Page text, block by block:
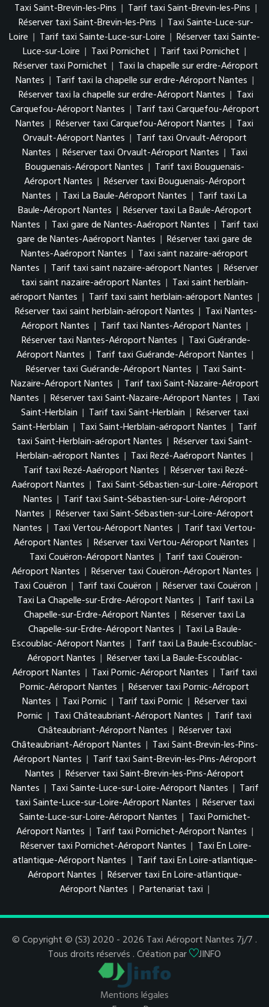
Taxi Saint-Brevin-les-Pins | Tarif taxi Saint-Brevin-les-Pins |
Réserver taxi Saint-Brevin-les-Pins | Taxi Sainte-Luce-sur-
Loire | Tarif taxi Sainte-Luce-sur-Loire | Réserver taxi Sainte-
Luce-sur-Loire | Taxi Pornichet | Tarif taxi Pornichet |
Réserver taxi Pornichet | Taxi la chapelle sur erdre-Aéroport
Nantes | Tarif taxi la chapelle sur erdre-Aéroport Nantes |
Réserver taxi la chapelle sur erdre-Aéroport Nantes | Taxi
Carquefou-Aéroport Nantes | Tarif taxi Carquefou-Aéroport
Nantes | Réserver taxi Carquefou-Aéroport Nantes | Taxi
Orvault-Aéroport Nantes | Tarif taxi Orvault-Aéroport
Nantes | Réserver taxi Orvault-Aéroport Nantes | Taxi
Bouguenais-Aéroport Nantes | Tarif taxi Bouguenais-
Aéroport Nantes | Réserver taxi Bouguenais-Aéroport
Nantes | Taxi La Baule-Aéroport Nantes | Tarif taxi La
Baule-Aéroport Nantes | Réserver taxi La Baule-Aéroport
Nantes | Taxi gare de Nantes-Aaéroport Nantes | Tarif taxi
gare de Nantes-Aaéroport Nantes | Réserver taxi gare de
Nantes-Aaéroport Nantes | Taxi saint nazaire-aéroport
Nantes | Tarif taxi saint nazaire-aéroport Nantes | Réserver
taxi saint nazaire-aéroport Nantes | Taxi saint herblain-
aéroport Nantes | Tarif taxi saint herblain-aéroport Nantes |
Réserver taxi saint herblain-aéroport Nantes | Taxi Nantes-
Aéroport Nantes | Tarif taxi Nantes-Aéroport Nantes |
Réserver taxi Nantes-Aéroport Nantes | Taxi Guérande-
Aéroport Nantes | Tarif taxi Guérande-Aéroport Nantes |
Réserver taxi Guérande-Aéroport Nantes | Taxi Saint-
Nazaire-Aéroport Nantes | Tarif taxi Saint-Nazaire-Aéroport
Nantes | Réserver taxi Saint-Nazaire-Aéroport Nantes | Taxi
Saint-Herblain | Tarif taxi Saint-Herblain | Réserver taxi
Saint-Herblain | Taxi Saint-Herblain-aéroport Nantes | Tarif
taxi Saint-Herblain-aéroport Nantes | Réserver taxi Saint-
Herblain-aéroport Nantes | Taxi Rezé-Aaéroport Nantes |
Tarif taxi Rezé-Aaéroport Nantes | Réserver taxi Rezé-
Aaéroport Nantes | Taxi Saint-Sébastien-sur-Loire-Aéroport
Nantes | Tarif taxi Saint-Sébastien-sur-Loire-Aéroport
Nantes | Réserver taxi Saint-Sébastien-sur-Loire-Aéroport
Nantes | Taxi Vertou-Aéroport Nantes | Tarif taxi Vertou-
Aéroport Nantes | Réserver taxi Vertou-Aéroport Nantes |
Taxi Couëron-Aéroport Nantes | Tarif taxi Couëron-
Aéroport Nantes | Réserver taxi Couëron-Aéroport Nantes |
Taxi Couëron | Tarif taxi Couëron | Réserver taxi Couëron |
Taxi La Chapelle-sur-Erdre-Aéroport Nantes | Tarif taxi La
Chapelle-sur-Erdre-Aéroport Nantes | Réserver taxi La
Chapelle-sur-Erdre-Aéroport Nantes | Taxi La Baule-
Escoublac-Aéroport Nantes | Tarif taxi La Baule-Escoublac-
Aéroport Nantes | Réserver taxi La Baule-Escoublac-
Aéroport Nantes | Taxi Pornic-Aéroport Nantes | Tarif taxi
Pornic-Aéroport Nantes | Réserver taxi Pornic-Aéroport
Nantes | Taxi Pornic | Tarif taxi Pornic | Réserver taxi
Pornic | Taxi Châteaubriant-Aéroport Nantes | Tarif taxi
Châteaubriant-Aéroport Nantes | Réserver taxi
Châteaubriant-Aéroport Nantes | Taxi Saint-Brevin-les-Pins-
Aéroport Nantes | Tarif taxi Saint-Brevin-les-Pins-Aéroport
Nantes | Réserver taxi Saint-Brevin-les-Pins-Aéroport
Nantes | Taxi Sainte-Luce-sur-Loire-Aéroport Nantes | Tarif
taxi Sainte-Luce-sur-Loire-Aéroport Nantes | Réserver taxi
Sainte-Luce-sur-Loire-Aéroport Nantes | Taxi Pornichet-
Aéroport Nantes | Tarif taxi Pornichet-Aéroport Nantes |
Réserver taxi Pornichet-Aéroport Nantes | Taxi En Loire-
atlantique-Aéroport Nantes | Tarif taxi En Loire-atlantique-
Aéroport Nantes | Réserver taxi En Loire-atlantique-
Aéroport Nantes | Partenariat taxi |
© Copyright © (S3) 2020 - 2026 Taxi Aéroport Nantes 7j/7 .
Tous droits réservés . Création par
JINFO
Mentions légales